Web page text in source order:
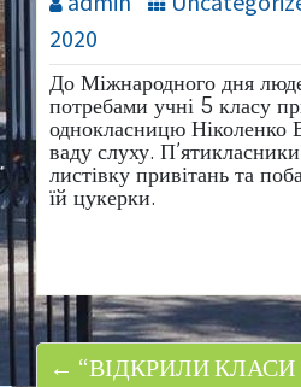
2020
До Міжнародного дня
потребами учні 5 класу
однокласницю Ніколенко
ваду слуху.
листівку привітань та
їй цукерки.
← “ВІДКРИЛИ КЛАСИ